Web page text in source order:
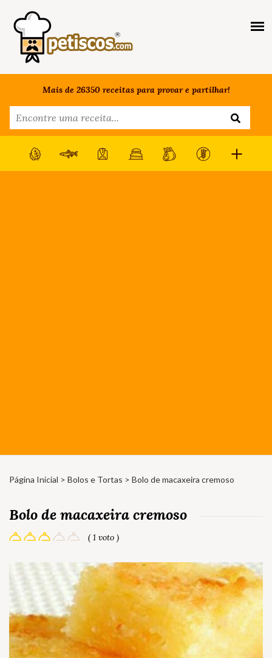
Mais de 26350 receitas para provar e partilhar!
Página Inicial > Bolos e Tortas > Bolo de macaxeira cremoso
Bolo de macaxeira cremoso
( 1 voto )